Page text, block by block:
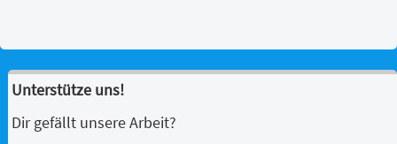
Unterstütze uns!
Dir gefällt unsere Arbeit?